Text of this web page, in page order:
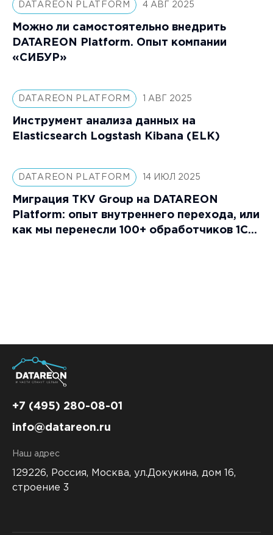
DATAREON PLATFORM 4 АВГ 2025
Можно ли самостоятельно внедрить
DATAREON Platform. Опыт компании
«СИБУР»
DATAREON PLATFORM 1 АВГ 2025
Инструмент анализа данных на
Elasticsearch Logstash Kibana (ELK)
DATAREON PLATFORM 14 ИЮЛ 2025
Миграция TKV Group на DATAREON
Platform: опыт внутреннего перехода, или
как мы перенесли 100+ обработчиков 1С
+7 (495) 280-08-01
info@datareon.ru
Наш адрес
129226, Россия, Москва, ул.Докукина, дом 16,
строение 3